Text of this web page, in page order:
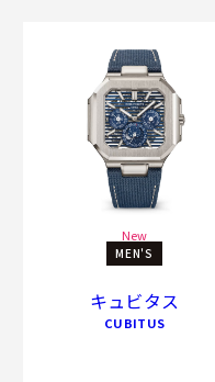
New
MEN'S
キュビタス
CUBITUS